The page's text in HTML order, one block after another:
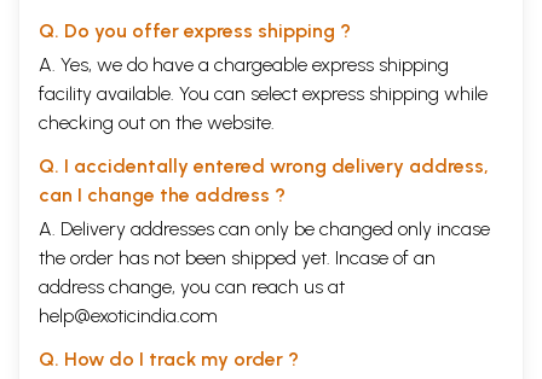
Q. Do you offer express shipping ?
A. Yes, we do have a chargeable express shipping
facility available. You can select express shipping while
checking out on the website.
Q. I accidentally entered wrong delivery address,
can I change the address ?
A. Delivery addresses can only be changed only incase
the order has not been shipped yet. Incase of an
address change, you can reach us at
help@exoticindia.com
Q. How do I track my order ?